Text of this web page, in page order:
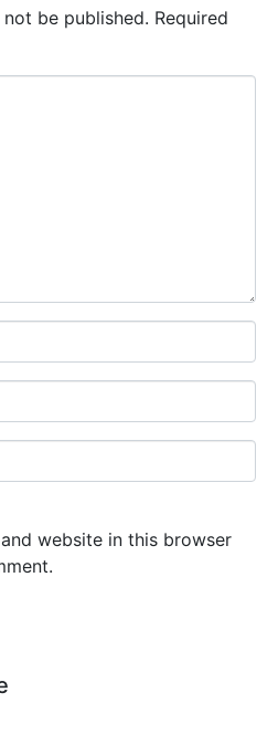
be published. Required
website in this browser